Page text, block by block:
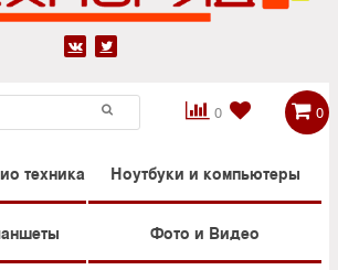
 
0

 0
техника Ноутбуки и компьютеры
Фото и Видео